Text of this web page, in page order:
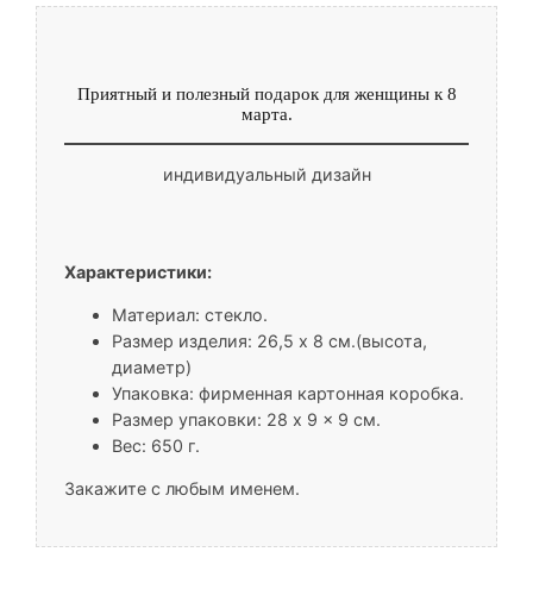
Приятный и полезный подарок для женщины к 8
марта.
индивидуальный дизайн
Характеристики:
Материал: стекло.
Размер изделия: 26,5 x 8 cм.(высота,
диаметр)
Упаковка: фирменная картонная коробка.
Размер упаковки: 28 x 9 x 9 см.
Вес: 650 г.
Закажите с любым именем.